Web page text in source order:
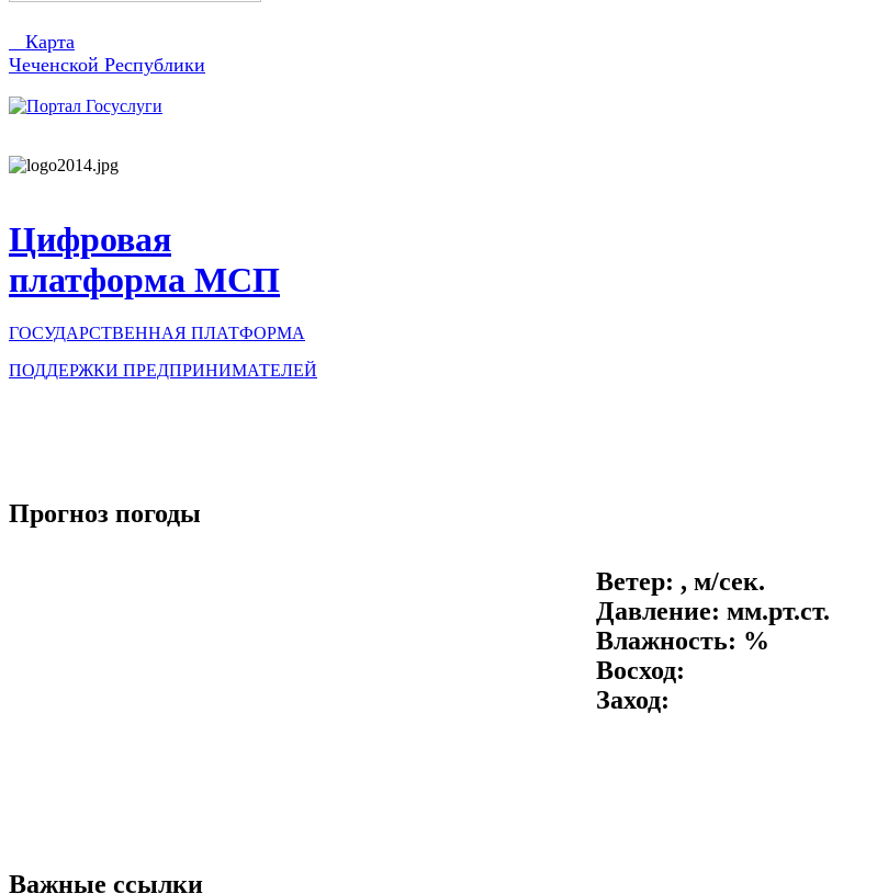
Карта
Чеченской Республики
Цифровая
платформа МСП
ГОСУДАРСТВЕННАЯ ПЛАТФОРМА
ПОДДЕРЖКИ ПРЕДПРИНИМАТЕЛЕЙ
Прогноз погоды
Ветер: , м/сек.
Давление: мм.рт.ст.
Влажность: %
Восход:
Заход:
Важные ссылки